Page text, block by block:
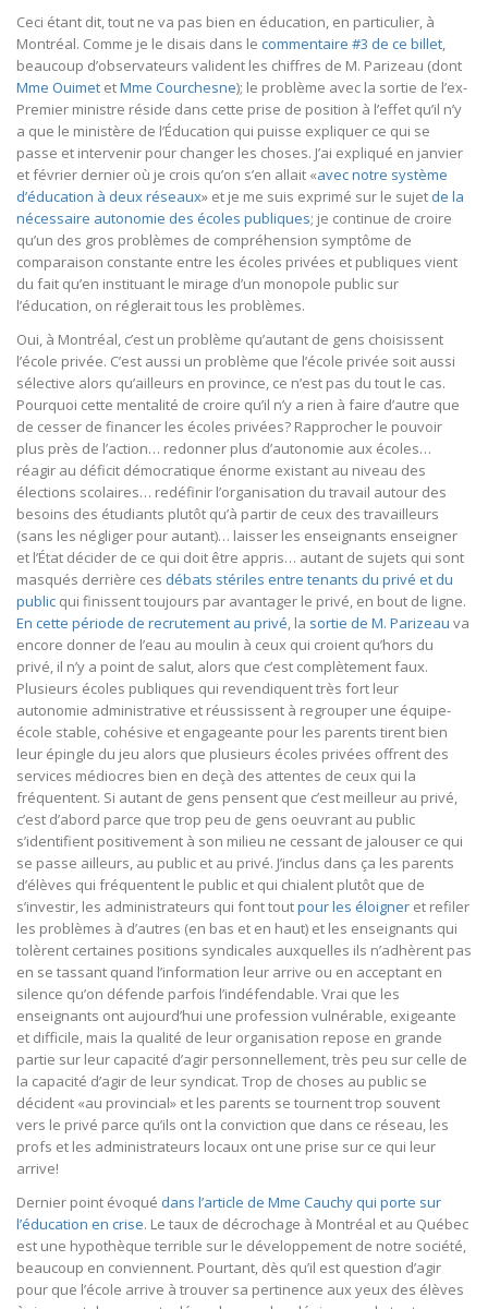
Ceci étant dit, tout ne va pas bien en éducation, en particulier, à
Montréal. Comme je le disais dans le commentaire #3 de ce billet,
beaucoup d’observateurs valident les chiffres de M. Parizeau (dont
Mme Ouimet etMme Courchesne); le problème avec la sortie de l’ex-
Premier ministre réside dans cette prise de position à l’effet qu’il n’y
a que le ministère de l’Éducation qui puisse expliquer ce qui se
passe et intervenir pour changer les choses. J’ai expliqué en janvier
et février dernier où je crois qu’on s’en allait «avec notre système
d’éducation à deux réseaux» et je me suis exprimé sur le sujet de la
nécessaire autonomie des écoles publiques; je continue de croire
qu’un des gros problèmes de compréhension symptôme de
comparaison constante entre les écoles privées et publiques vient
du fait qu’en instituant le mirage d’un monopole public sur
l’éducation, on réglerait tous les problèmes.
Oui, à Montréal, c’est un problème qu’autant de gens choisissent
l’école privée. C’est aussi un problème que l’école privée soit aussi
sélective alors qu’ailleurs en province, ce n’est pas du tout le cas.
Pourquoi cette mentalité de croire qu’il n’y a rien à faire d’autre que
de cesser de financer les écoles privées? Rapprocher le pouvoir
plus près de l’action… redonner plus d’autonomie aux écoles…
réagir au déficit démocratique énorme existant au niveau des
élections scolaires… redéfinir l’organisation du travail autour des
besoins des étudiants plutôt qu’à partir de ceux des travailleurs
(sans les négliger pour autant)… laisser les enseignants enseigner
et l’État décider de ce qui doit être appris… autant de sujets qui sont
masqués derrière ces débats stériles entre tenants du privé et du
public qui finissent toujours par avantager le privé, en bout de ligne.
En cette période de recrutement au privé, la sortie de M. Parizeau va
encore donner de l’eau au moulin à ceux qui croient qu’hors du
privé, il n’y a point de salut, alors que c’est complètement faux.
Plusieurs écoles publiques qui revendiquent très fort leur
autonomie administrative et réussissent à regrouper une équipe-
école stable, cohésive et engageante pour les parents tirent bien
leur épingle du jeu alors que plusieurs écoles privées offrent des
services médiocres bien en deçà des attentes de ceux qui la
fréquentent. Si autant de gens pensent que c’est meilleur au privé,
c’est d’abord parce que trop peu de gens oeuvrant au public
s’identifient positivement à son milieu ne cessant de jalouser ce qui
se passe ailleurs, au public et au privé. J’inclus dans ça les parents
d’élèves qui fréquentent le public et qui chialent plutôt que de
s’investir, les administrateurs qui font toutpour les éloigner et refiler
les problèmes à d’autres (en bas et en haut) et les enseignants qui
tolèrent certaines positions syndicales auxquelles ils n’adhèrent pas
en se tassant quand l’information leur arrive ou en acceptant en
silence qu’on défende parfois l’indéfendable. Vrai que les
enseignants ont aujourd’hui une profession vulnérable, exigeante
et difficile, mais la qualité de leur organisation repose en grande
partie sur leur capacité d’agir personnellement, très peu sur celle de
la capacité d’agir de leur syndicat. Trop de choses au public se
décident «au provincial» et les parents se tournent trop souvent
vers le privé parce qu’ils ont la conviction que dans ce réseau, les
profs et les administrateurs locaux ont une prise sur ce qui leur
arrive!
Dernier point évoqué dans l’article de Mme Cauchy qui porte sur
l’éducation en crise. Le taux de décrochage à Montréal et au Québec
est une hypothèque terrible sur le développement de notre société,
beaucoup en conviennent. Pourtant, dès qu’il est question d’agir
pour que l’école arrive à trouver sa pertinence aux yeux des élèves